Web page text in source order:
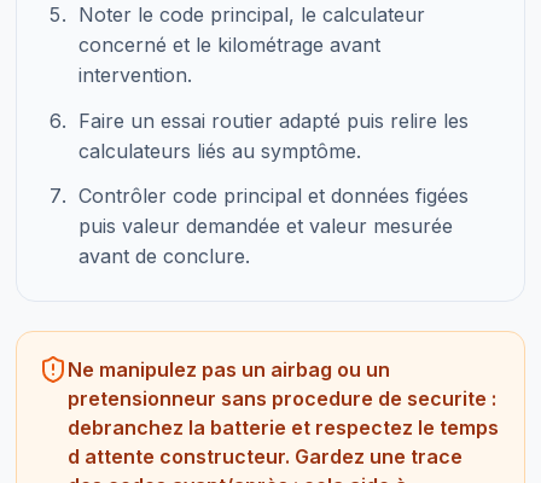
Noter le code principal, le calculateur
concerné et le kilométrage avant
intervention.
Faire un essai routier adapté puis relire les
calculateurs liés au symptôme.
Contrôler code principal et données figées
puis valeur demandée et valeur mesurée
avant de conclure.
Ne manipulez pas un airbag ou un
pretensionneur sans procedure de securite :
debranchez la batterie et respectez le temps
d attente constructeur. Gardez une trace